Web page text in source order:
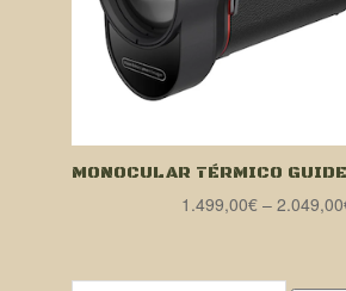
MONOCULAR TÉRMICO
1.499,00€– 2.049,00